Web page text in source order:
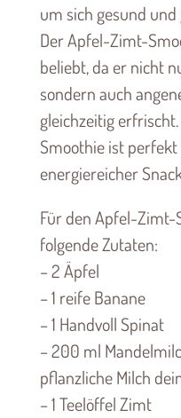
um sich gesund
Der Apfel-Zimt-
beliebt, da er nicht
sondern auch
gleichzeitig
Smoothie ist
energiereicher
Für den Apfel-Zimt-
folgende Zutaten:
– 2 Äpfel
– 1 reife Banane
– 1 Handvoll Spinat
– 200 ml
pflanzliche Milch
– 1 Teelöffel Zimt